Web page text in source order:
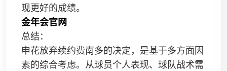
现更好的成绩。
金年会官网
总结：
申花放弃续约费南多的决定，是基于多方面因
素的综合考虑。从球员个人表现、球队战术需